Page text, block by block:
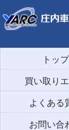
トップ
買い取り
よくある
お問い合